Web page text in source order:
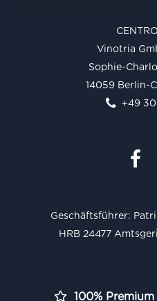
Vinotria
Sophie-
14059 Berlin-
+49 30
Geschäftsführer:
HRB 24477
100%